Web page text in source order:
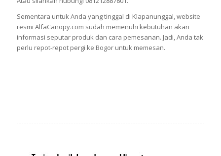
Sementara untuk Anda yang tinggal di Klapanunggal, website
resmi AlfaCanopy.com sudah memenuhi kebutuhan akan
informasi seputar produk dan cara pemesanan. Jadi, Anda tak
perlu repot-repot pergi ke Bogor untuk memesan.